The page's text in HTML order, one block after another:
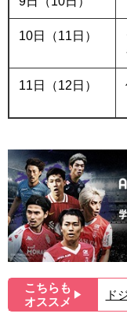
10日（11日）
11日（12日）
こちらも
オススメ ▶︎ ド